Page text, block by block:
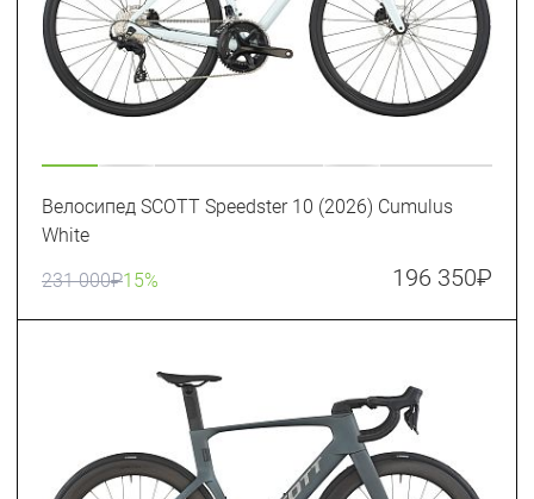
Велосипед SCOTT Speedster 10 (2026) Cumulus
White
231 000₽15% 196 350₽